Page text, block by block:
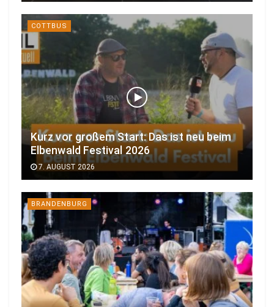
COTTBUS
Kurz vor großem Start: Das ist neu beim
Elbenwald Festival 2026
7. AUGUST 2026
BRANDENBURG